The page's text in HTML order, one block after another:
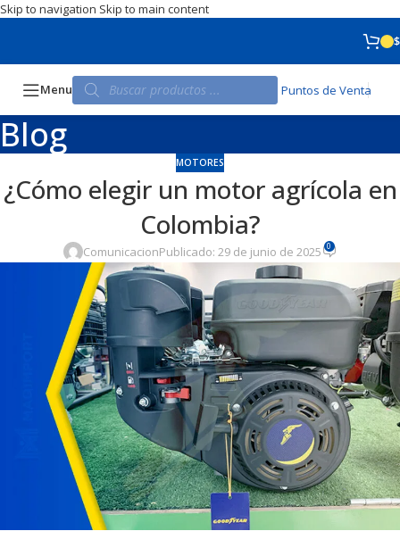
Skip to navigation Skip to main content
$
Menu Puntos de Venta
Blog
MOTORES
¿Cómo elegir un motor agrícola en
Colombia?
ComunicacionPublicado: 29 de junio de 2025 0